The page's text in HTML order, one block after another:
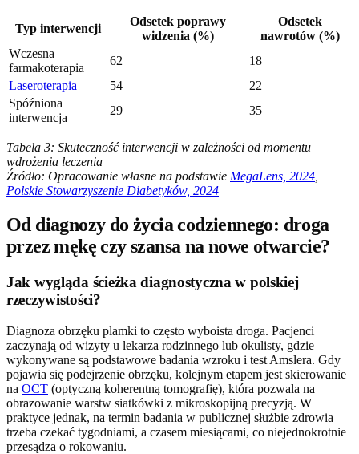
Typ interwencji
Odsetek poprawy
widzenia (%)
Odsetek
nawrotów (%)
Wczesna
farmakoterapia
62
18
Laseroterapia
54
22
Spóźniona
interwencja
29 35
Tabela 3: Skuteczność interwencji w zależności od momentu
wdrożenia leczenia
Źródło: Opracowanie własne na podstawie MegaLens, 2024
Polskie Stowarzyszenie Diabetyków, 2024
Od diagnozy do życia codziennego: droga
przez mękę czy szansa na nowe otwarcie?
Jak wygląda ścieżka diagnostyczna w polskiej
rzeczywistości?
Diagnoza obrzęku plamki to często wyboista droga. Pacjenci
zaczynają od wizyty u lekarza rodzinnego lub okulisty, gdzie
wykonywane są podstawowe badania wzroku i test Amslera. Gdy
pojawia się podejrzenie obrzęku, kolejnym etapem jest skierowanie
na OCT (optyczną koherentną tomografię), która pozwala na
obrazowanie warstw siatkówki z mikroskopijną precyzją. W
praktyce jednak, na termin badania w publicznej służbie zdrowia
trzeba czekać tygodniami, a czasem miesiącami, co niejednokrotnie
przesądza o rokowaniu.